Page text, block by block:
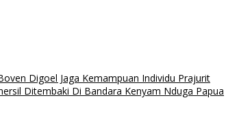
Digoel Jaga Kemampuan Individu Prajurit
Ditembaki Di Bandara Kenyam Nduga Papua